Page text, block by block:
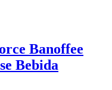
Banoffee
Bebida